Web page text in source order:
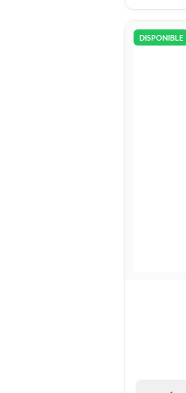
DISPONIBLE